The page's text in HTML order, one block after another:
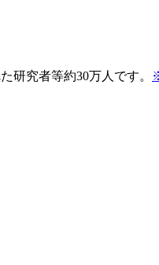
研究者等約30万人です。